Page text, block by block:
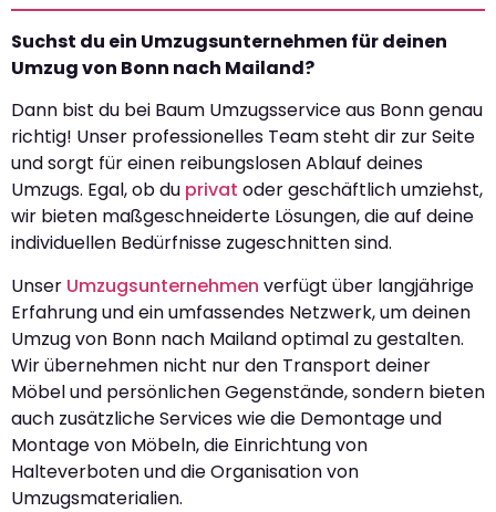
Suchst du ein Umzugsunternehmen für deinen
Umzug von Bonn nach Mailand?
Dann bist du bei Baum Umzugsservice aus Bonn genau
richtig! Unser professionelles Team steht dir zur Seite
und sorgt für einen reibungslosen Ablauf deines
Umzugs. Egal, ob du privat oder geschäftlich umziehst,
wir bieten maßgeschneiderte Lösungen, die auf deine
individuellen Bedürfnisse zugeschnitten sind.
Unser Umzugsunternehmen verfügt über langjährige
Erfahrung und ein umfassendes Netzwerk, um deinen
Umzug von Bonn nach Mailand optimal zu gestalten.
Wir übernehmen nicht nur den Transport deiner
Möbel und persönlichen Gegenstände, sondern bieten
auch zusätzliche Services wie die Demontage und
Montage von Möbeln, die Einrichtung von
Halteverboten und die Organisation von
Umzugsmaterialien.